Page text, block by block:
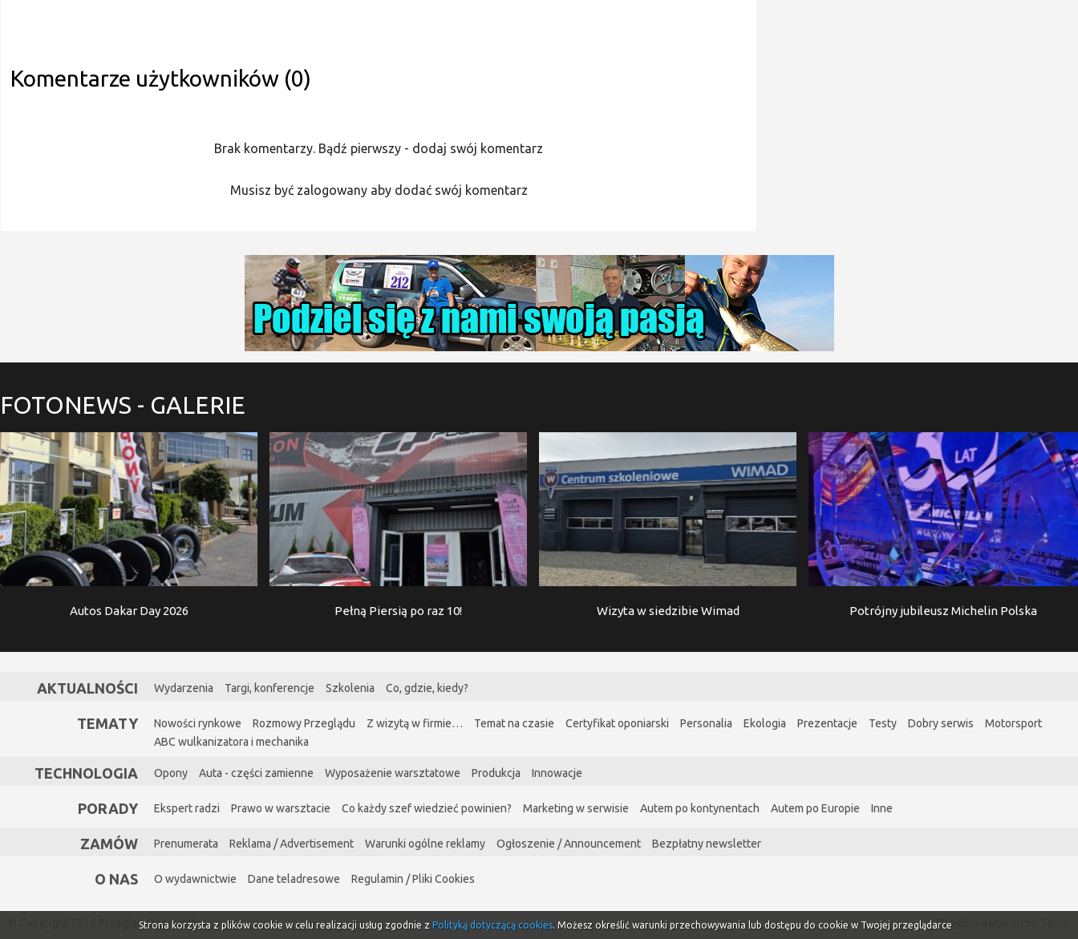
Komentarze użytkowników (0)
Brak komentarzy. Bądź pierwszy - dodaj swój komentarz
Musisz być zalogowany aby dodać swój komentarz
FOTONEWS - GALERIE
Autos Dakar Day 2026 Pełną Piersią po raz 10! Wizyta w siedzibie Wimad Potrójny jubileusz Michelin Polska
AKTUALNOŚCI Wydarzenia Targi, konferencje Szkolenia Co, gdzie, kiedy?
TEMATY Nowości rynkowe Rozmowy Przeglądu Z wizytą w firmie… Temat na czasie Certyfikat oponiarski Personalia Ekologia Prezentacje Testy Dobry serwis
Motorsport
ABC wulkanizatora i mechanika
TECHNOLOGIA Opony Auta - części zamienne Wyposażenie warsztatowe Produkcja Innowacje
PORADY Ekspert radzi Prawo w warsztacie Co każdy szef wiedzieć powinien? Marketing w serwisie Autem po kontynentach Autem po Europie Inne
ZAMÓW Prenumerata Reklama / Advertisement Warunki ogólne reklamy Ogłoszenie / Announcement Bezpłatny newsletter
O NAS O wydawnictwie Dane teladresowe Regulamin / Pliki Cookies
© Copyright 2026 Przegląd Oponiarski Projektowanie stron Toruń
Strona korzysta z plików cookie w celu realizacji usług zgodnie z Polityką dotyczącą cookies. Możesz określić warunki przechowywania lub dostępu do cookie w Twojej przeglądarce